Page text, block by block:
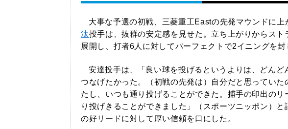
大事な予選の初戦、三菱重工Eastの先発マウンドに上
汰投手は、抜群の安定感を見せた。立ち上がりからスト
展開し、打者6人に対してパーフェクトで2イニングを封
安達投手は、「良い球を投げるというよりは、どんど
つなげたかった。（初戦の先発は）自分だと思っていた
たし、いつも通り投げることができた。捕手の印出の
り投げきることができました」（スポーツニッポン）
の好リードに対して厚い信頼を口にした。